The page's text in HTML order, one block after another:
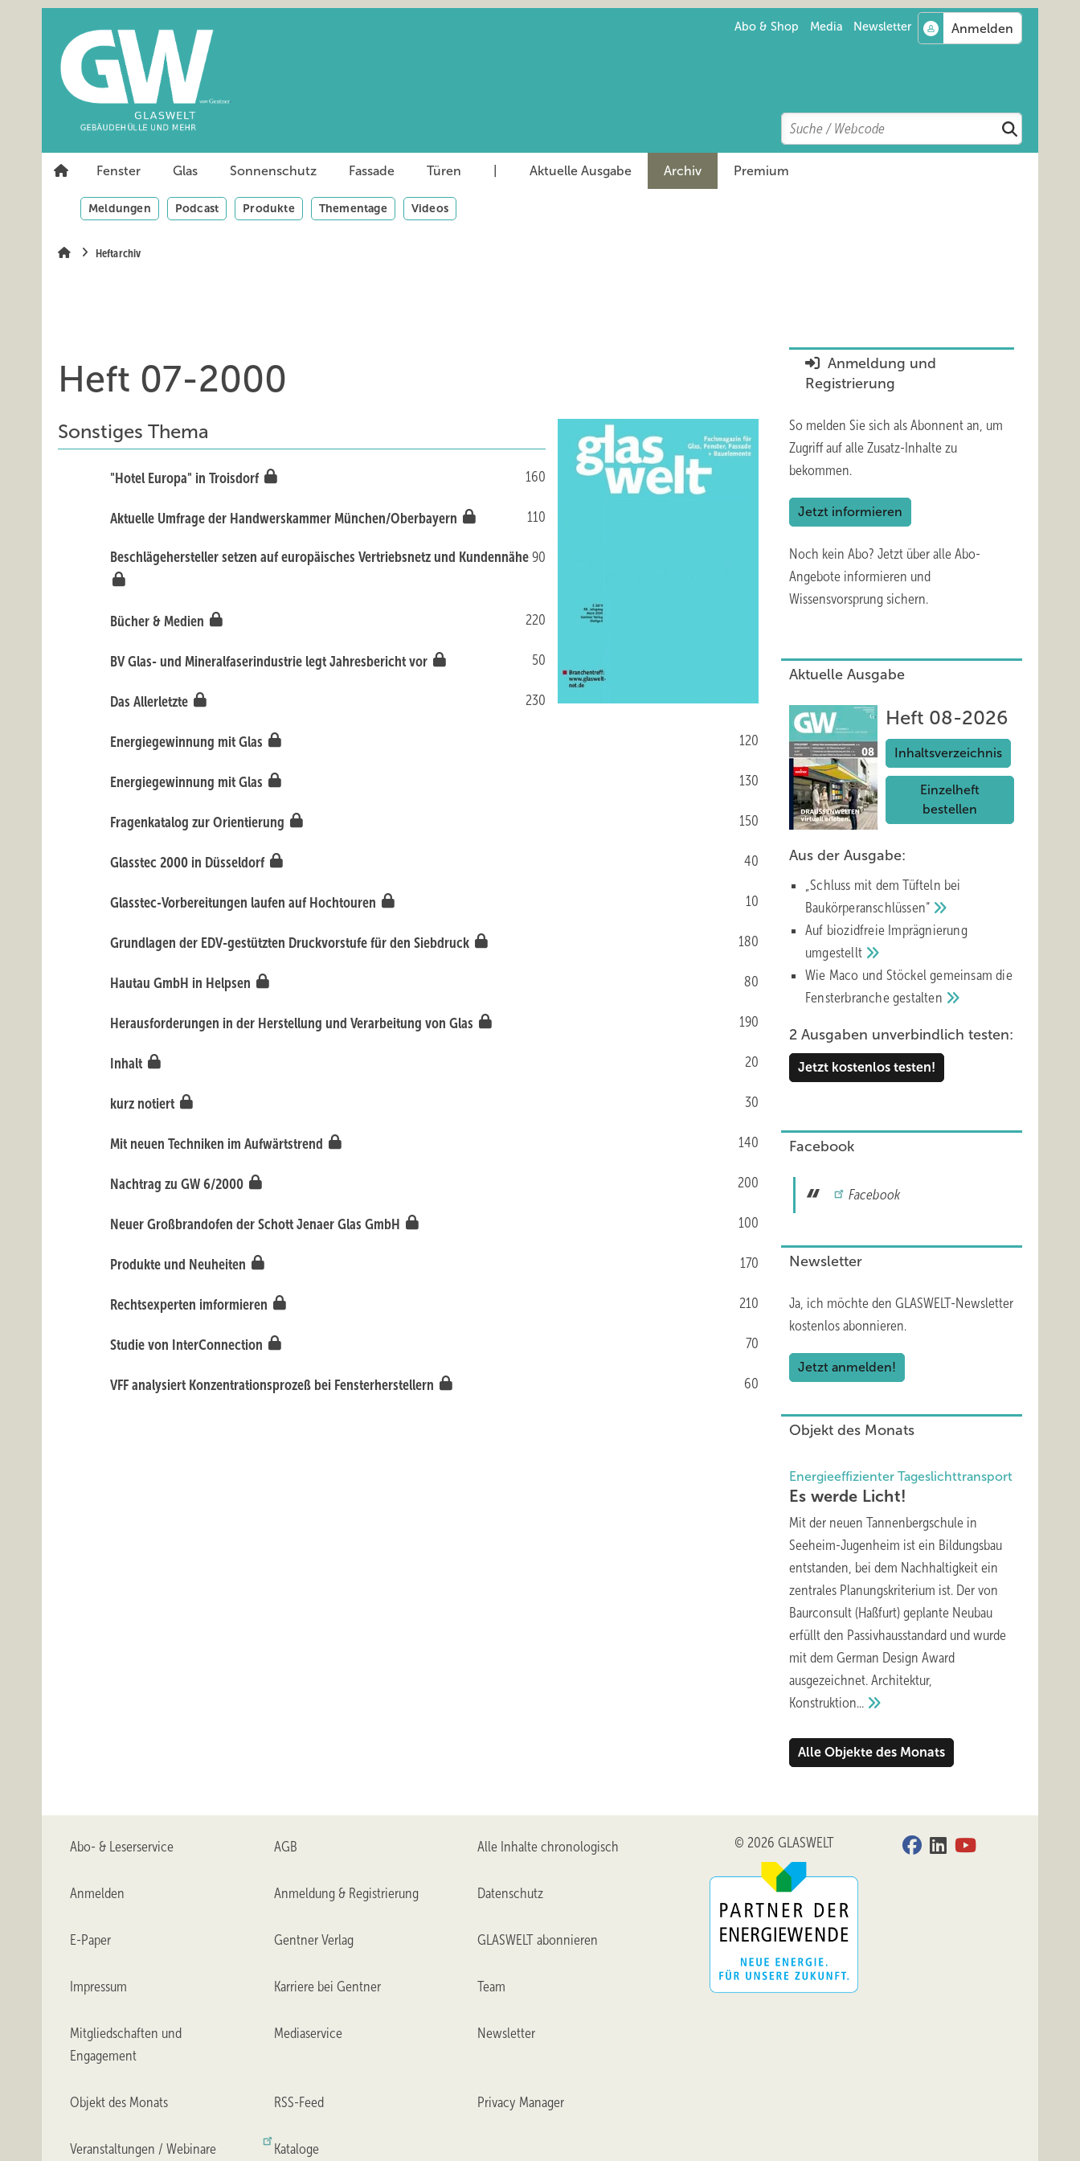
Abo & Shop Media Newsletter
Search
Suchen
Fenster Glas Sonnenschutz Fassade Türen Aktuelle Ausgabe Archiv Premium
Meldungen Podcast Produkte Thementage Videos
Heftarchiv
Heft 07-2000
Sonstiges Thema
160
"Hotel Europa" in Troisdorf
110
Aktuelle Umfrage der Handwerskammer München/Oberbayern
90
Beschlägehersteller setzen auf europäisches Vertriebsnetz und Kundennähe
220
Bücher & Medien
50
BV Glas- und Mineralfaserindustrie legt Jahresbericht vor
230
Das Allerletzte
120
Energiegewinnung mit Glas
130
Energiegewinnung mit Glas
150
Fragenkatalog zur Orientierung
40
Glasstec 2000 in Düsseldorf
10
Glasstec-Vorbereitungen laufen auf Hochtouren
180
Grundlagen der EDV-gestützten Druckvorstufe für den Siebdruck
80
Hautau GmbH in Helpsen
190
Herausforderungen in der Herstellung und Verarbeitung von Glas
20
Inhalt
30
kurz notiert
140
Mit neuen Techniken im Aufwärtstrend
200
Nachtrag zu GW 6/2000
100
Neuer Großbrandofen der Schott Jenaer Glas GmbH
170
Produkte und Neuheiten
210
Rechtsexperten imformieren
70
Studie von InterConnection
60
VFF analysiert Konzentrationsprozeß bei Fensterherstellern
Anmeldung und
Registrierung
So melden Sie sich als Abonnent an, um
Zugriff auf alle Zusatz-Inhalte zu
bekommen.
Jetzt informieren
Noch kein Abo? Jetzt über alle Abo-
Angebote informieren und
Wissensvorsprung sichern.
Aktuelle Ausgabe
Heft 08-2026
Inhaltsverzeichnis
Einzelheft
bestellen
Aus der Ausgabe:
„Schluss mit d em Tüfteln bei
Baukörperanschlüssen“
Auf biozidfreie Imprägnierung
umgestellt
Wie Maco und Stöckel gemeinsam die
Fensterbranche gestalten
2 Ausgaben unverbindlich testen:
Jetzt kostenlos testen!
Facebook
Facebook
Newsletter
Ja, ich möchte den GLASWELT-Newsletter
kostenlos abonnieren.
Jetzt anmelden!
Objekt des Monats
Energieeffizienter Tageslichttransport
Es werde Licht!
Mit der neuen Tannenbergschule in
Seeheim-Jugenheim ist ein Bildungsbau
entstanden, bei dem Nachhaltigkeit ein
zentrales Planungskriterium ist. Der von
Baurconsult (Haßfurt) geplante Neubau
erfüllt den Passivhausstandard und wurde
mit dem German Design Award
ausgezeichnet. Architektur,
Konstruktion...
Alle Objekte des Monats
Abo- & Leserservice AGB Alle Inhalte chronologisch
Anmelden Anmeldung & Registrierung Datenschutz
E-Paper Gentner Verlag GLASWELT abonnieren
Impressum Karriere bei Gentner Team
Mitgliedschaften und
Engagement
Mediaservice Newsletter
Objekt des Monats RSS-Feed Privacy Manager
Veranstaltungen / Webinare Kataloge
© 2026 GLASWELT